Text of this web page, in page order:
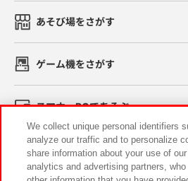
あそび場をさがす
ゲーム機をさがす
スマホ・PCであそぶ
イベント・キャンペーン
We collect unique personal identifiers
analyze our traffic and to personalize
share information about your use of
analytics and advertising partners,